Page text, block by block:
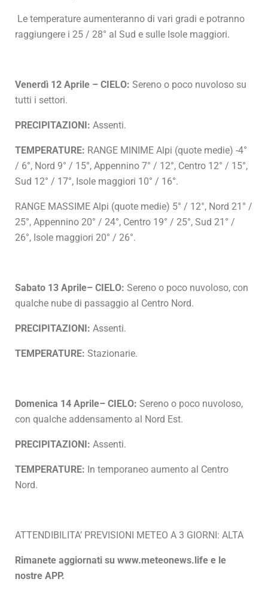
Le temperature aumenteranno di vari gradi e potranno
raggiungere i 25 / 28° al Sud e sulle Isole maggiori.
Venerdì 12 Aprile – CIELO: Sereno o poco nuvoloso su
tutti i settori.
PRECIPITAZIONI: Assenti.
TEMPERATURE: RANGE MINIME Alpi (quote medie) -4°
/ 6°, Nord 9° / 15°, Appennino 7° / 12°, Centro 12° / 15°,
Sud 12° / 17°, Isole maggiori 10° / 16°.
RANGE MASSIME Alpi (quote medie) 5° / 12°, Nord 21° /
25°, Appennino 20° / 24°, Centro 19° / 25°, Sud 21° /
26°, Isole maggiori 20° / 26°.
Sabato 13 Aprile– CIELO: Sereno o poco nuvoloso, con
qualche nube di passaggio al Centro Nord.
PRECIPITAZIONI: Assenti.
TEMPERATURE: Stazionarie.
Domenica 14 Aprile– CIELO: Sereno o poco nuvoloso,
con qualche addensamento al Nord Est.
PRECIPITAZIONI: Assenti.
TEMPERATURE: In temporaneo aumento al Centro
Nord.
ATTENDIBILITA’ PREVISIONI METEO A 3 GIORNI: ALTA
Rimanete aggiornati su www.meteonews.life e le
nostre APP.